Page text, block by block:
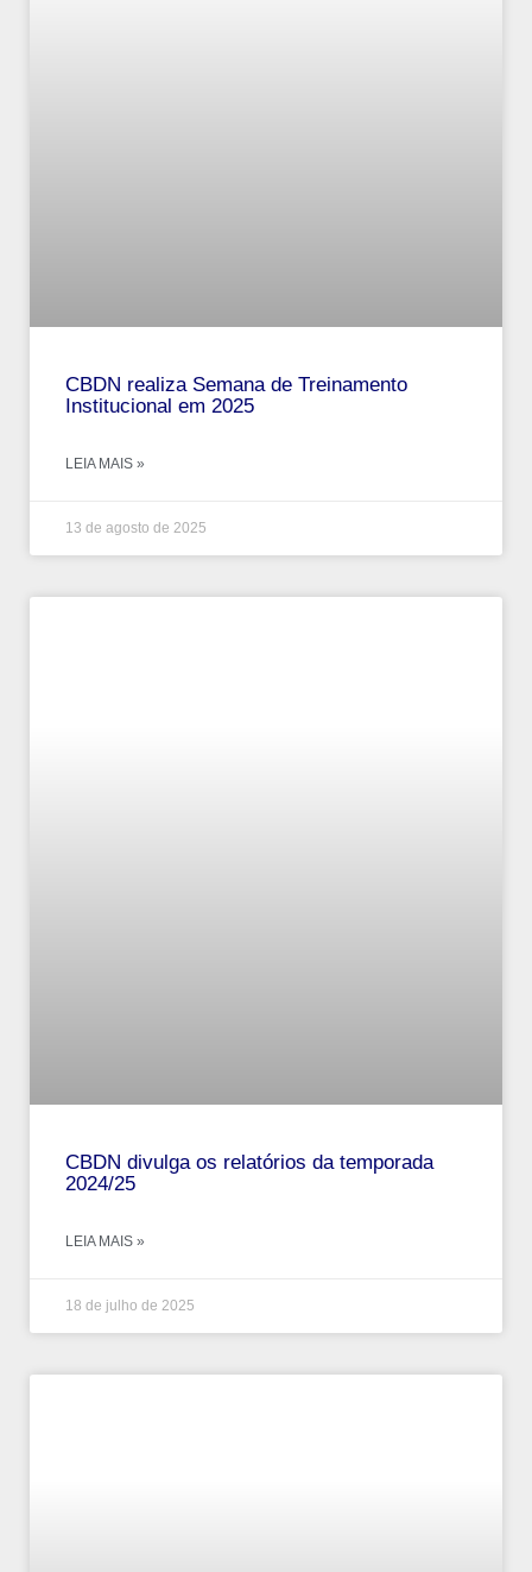
CBDN realiza Semana de Treinamento
Institucional em 2025
LEIA MAIS »
13 de agosto de 2025
CBDN divulga os relatórios da temporada
2024/25
LEIA MAIS »
18 de julho de 2025